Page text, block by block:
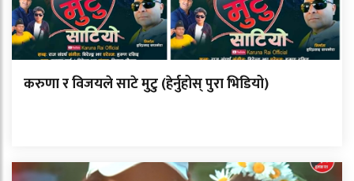
करुणा र विजयले साटे मुटु (हेर्नुहोस् पुरा भिडियो)